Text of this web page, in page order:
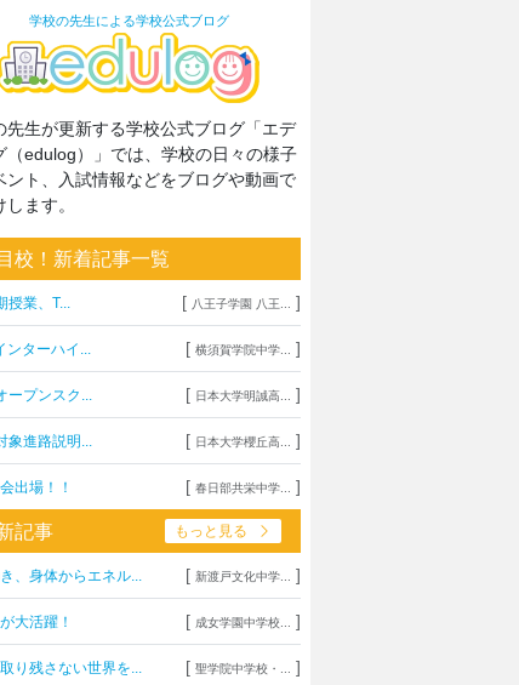
学校の先生による学校公式ブログ
先生が更新する学校公式ブログ「エデ
（edulog）」では、学校の日々の様子
ント、入試情報などをブログや動画で
ます。
校！新着記事一覧
業、T... [ 八王子学園 八王... ]
ンターハイ... [ 横須賀学院中学... ]
ープンスク... [ 日本大学明誠高... ]
象進路説明... [ 日本大学櫻丘高... ]
出場！！ [ 春日部共栄中学... ]
記事 もっと見る
、身体からエネル... [ 新渡戸文化中学... ]
大活躍！ [ 成女学園中学校... ]
り残さない世界を... [ 聖学院中学校・... ]